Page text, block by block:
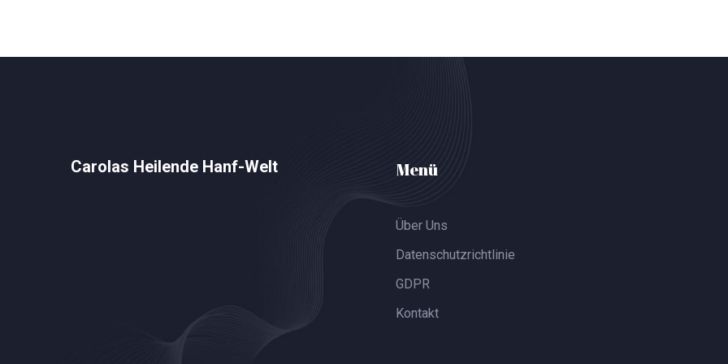
Carolas Heilende Hanf-Welt Menü
Über Uns
Datenschutzrichtlinie
GDPR
Kontakt